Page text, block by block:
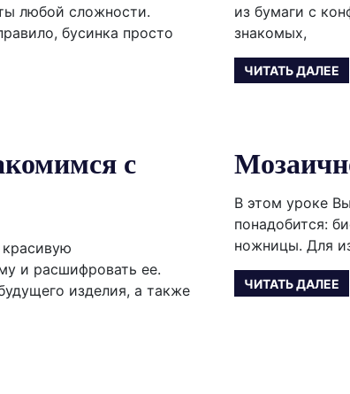
любой сложности.
бусинка просто
из бумаги с
знакомых,
ЧИТАТЬ ДАЛЕЕ
с
красивую
и расшифровать ее.
изделия, а также
В этом уроке
понадобится:
ножницы. Для
ЧИТАТЬ ДАЛЕЕ